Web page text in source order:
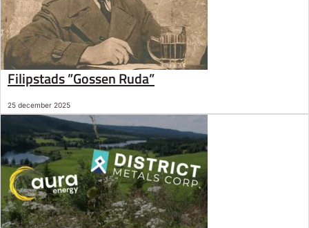
Filipstads ”Gossen Ruda”
25 december 2025